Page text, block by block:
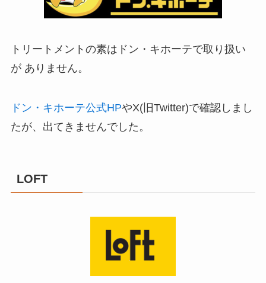
トリートメントの素はドン・キホーテで取り扱い
が ありません。
ドン・キホーテ公式HPやX(旧Twitter)で確認しまし
たが、出てきませんでした。
LOFT